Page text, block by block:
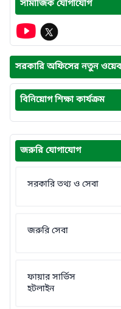
সামাজিক যোগাযোগ
সরকারি অফিসের নতুন
বিনিয়োগ শিক্ষা কার্যক্রম
জরুরি যোগাযোগ
সরকারি তথ্য ও সেবা
জরুরি সেবা
ফায়ার সার্ভিস
হটলাইন